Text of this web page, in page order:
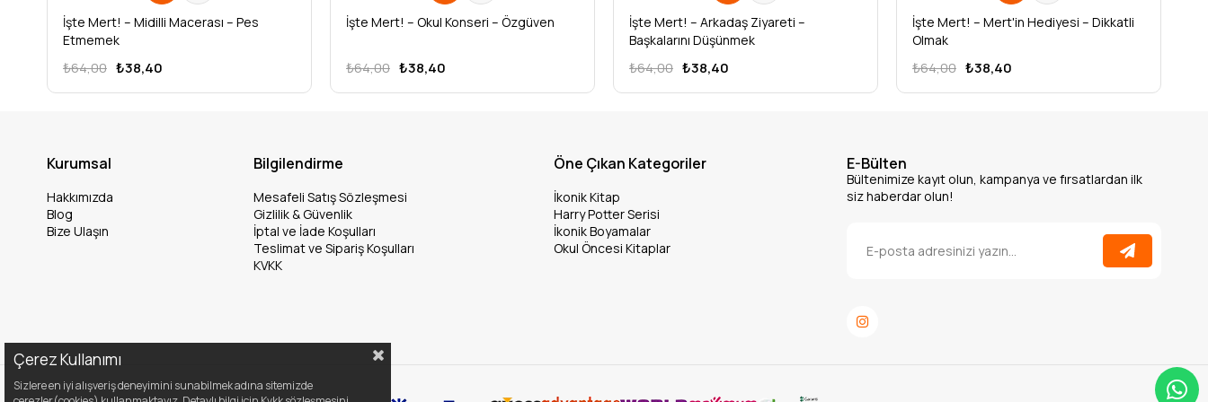
İşte Mert! – Midilli Macerası – Pes
Etmemek
₺38,40
₺64,00
İşte Mert! – Okul Konseri – Özgüven
₺38,40
₺64,00
İşte Mert! – Arkadaş Ziyareti –
Başkalarını Düşünmek
₺38,40
₺64,00
İşte Mert! – Mert'in Hediyesi – Dikkatli
Olmak
₺38,40
₺64,00
Kurumsal
Hakkımızda
Blog
Bize Ulaşın
Bilgilendirme
Mesafeli Satış Sözleşmesi
Gizlilik & Güvenlik
İptal ve İade Koşulları
Teslimat ve Sipariş Koşulları
KVKK
Öne Çıkan Kategoriler
İkonik Kitap
Harry Potter Serisi
İkonik Boyamalar
Okul Öncesi Kitaplar
E-Bülten
Bültenimize kayıt olun, kampanya ve fırsatlardan ilk
siz haberdar olun!
Çerez Kullanımı
Sizlere en iyi alışveriş deneyimini sunabilmek adına sitemizde